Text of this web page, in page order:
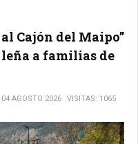
Cajón del Maipo”
a familias de
04 AGOSTO 2026 VISITAS: 1065